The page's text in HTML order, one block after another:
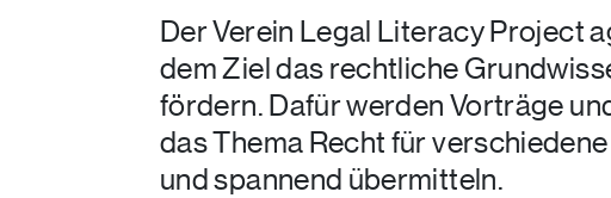
Der Verein Legal Literacy Project
dem Ziel das rechtliche
fördern. Dafür werden Vorträge
das Thema Recht für
und spannend übermitteln.